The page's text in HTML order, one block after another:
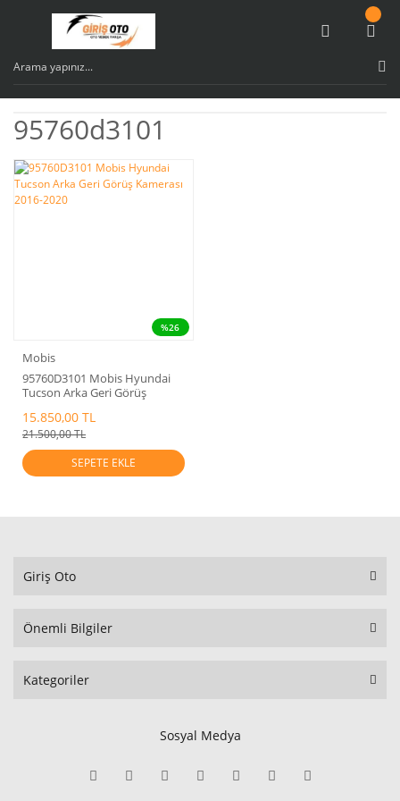
95760d3101
%26
Mobis
95760D3101 Mobis Hyundai
Tucson Arka Geri Görüş
15.850,00 TL
21.500,00 TL
SEPETE EKLE
Giriş Oto
Önemli Bilgiler
Kategoriler
Sosyal Medya